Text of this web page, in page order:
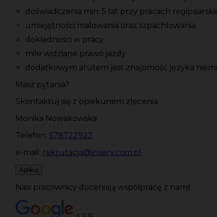
doświadczenia min. 5 lat przy pracach
umiejętności malowania oraz szpachlowania
dokładności w pracy
mile widziane prawo jazdy
dodatkowym atutem jest znajomość języka
Masz pytania?
Skontaktuj się z opiekunem zlecenia
Monika Nowakowska
Telefon: 578722922
e-mail: rekrutacja@inserv.com.pl
Aplikuj
Nasi pracownicy doceniają współpracę z nami!